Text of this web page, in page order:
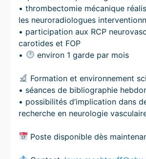
• thrombectomie mécanique
les neuroradiologues
• participation aux RCP
carotides et FOP
•
environ 1 garde par mois
Formation et environnement
• séances de bibliographie
• possibilités d’implication dans
recherche en neurologie
Poste disponible dès